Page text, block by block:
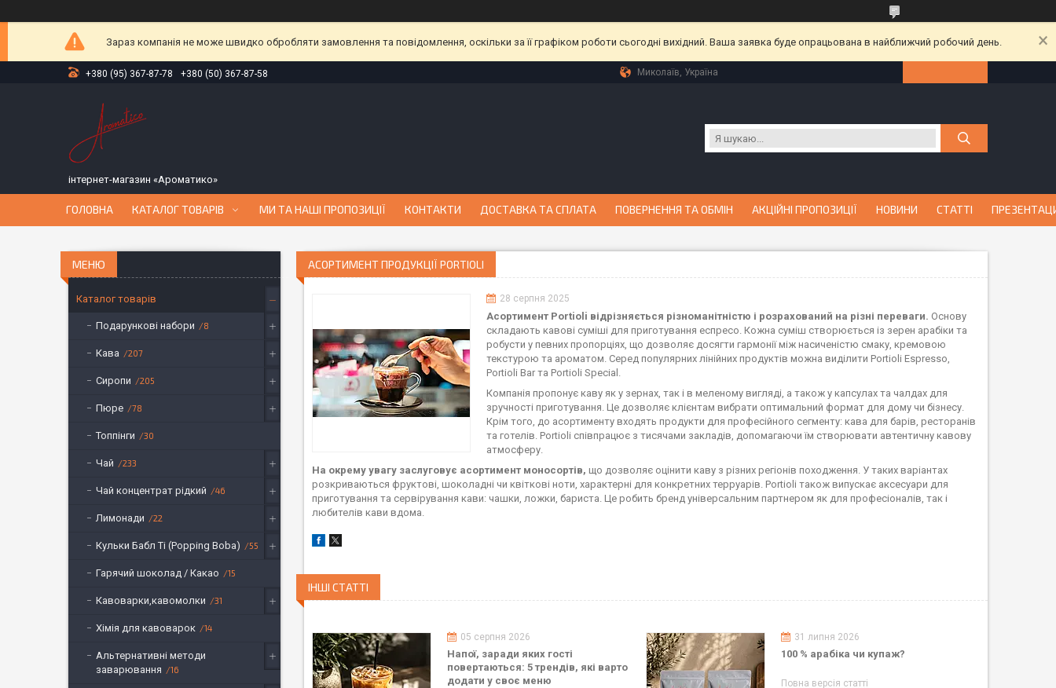
Зараз компанія не може швидко обробляти замовлення та повідомлення, оскільки за її графіком роботи сьогодні вихідний. Ваша заявка буде опрацьована в найближчий робочий день.
+380 (95) 367-87-78 +380 (50) 367-87-58 Миколаїв, Україна
інтернет-магазин «Ароматико»
ГОЛОВНА КАТАЛОГ ТОВАРІВ МИ ТА НАШІ ПРОПОЗИЦІЇ КОНТАКТИ ДОСТАВКА ТА СПЛАТА ПОВЕРНЕННЯ ТА ОБМІН АКЦІЙНІ ПРОПОЗИЦІЇ НОВИНИ СТАТТІ
АСОРТИМЕНТ ПРОДУКЦІЇ PORTIOLI
28 серпня 2025
Асортимент Portioli відрізняється різноманітністю і розрахований на різні переваги. Основу
складають кавові суміші для приготування еспресо. Кожна суміш створюється із зерен арабіки та
робусти у певних пропорціях, що дозволяє досягти гармонії між насиченістю смаку, кремовою
текстурою та ароматом. Серед популярних лінійних продуктів можна виділити Portioli Espresso,
Portioli Bar та Portioli Special.
Компанія пропонує каву як у зернах, так і в меленому вигляді, а також у капсулах та чалдах для
зручності приготування. Це дозволяє клієнтам вибрати оптимальний формат для дому чи бізнесу.
Крім того, до асортименту входять продукти для професійного сегменту: кава для барів, ресторанів
та готелів. Portioli співпрацює з тисячами закладів, допомагаючи їм створювати автентичну кавову
атмосферу.
На окрему увагу заслуговує асортимент моносортів, що дозволяє оцінити каву з різних регіонів походження. У таких варіантах
розкриваються фруктові, шоколадні чи квіткові ноти, характерні для конкретних терруарів. Portioli також випускає аксесуари для
приготування та сервірування кави: чашки, ложки, бариста. Це робить бренд універсальним партнером як для професіоналів, так і
любителів кави вдома.
ІНШІ СТАТТІ
05 серпня 2026
Напої, заради яких гості
повертаються: 5 трендів, які варто
додати у своє меню
31 липня 2026
100 % арабіка чи купаж?
Повна версія статті
Каталог товарів
Подарункові набори 8
Кава 207
Сиропи 205
Пюре 78
Топпінги 30
Чай 233
Чай концентрат рідкий 46
Лимонади 22
Кульки Бабл Ті (Popping Boba) 55
Гарячий шоколад / Какао 15
Кавоварки,кавомолки 31
Хімія для кавоварок 14
Альтернативні методи
заварювання
16